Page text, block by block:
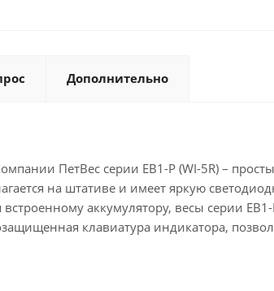
Дополнительно
ПетВес серии EB1-P (WI-5R) –
на штативе и имеет яркую
аккумулятору, весы серии
клавиатура индикатора,